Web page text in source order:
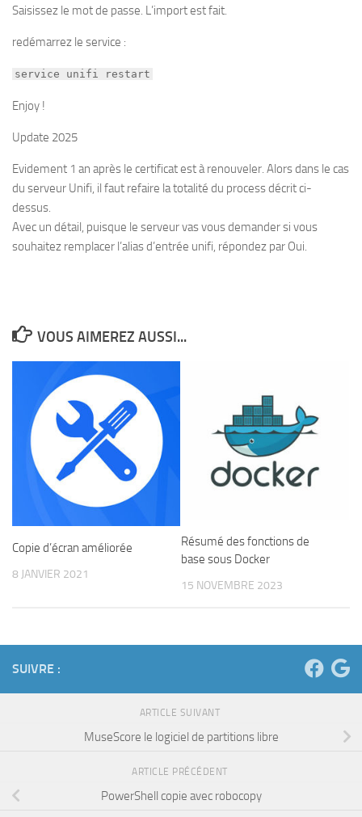
Saisissez le mot de passe. L’import est fait.
redémarrez le service :
service unifi restart
Enjoy !
Update 2025
Evidement 1 an après le certificat est à renouveler. Alors dans le cas
du serveur Unifi, il faut refaire la totalité du process décrit ci-
dessus.
Avec un détail, puisque le serveur vas vous demander si vous
souhaitez remplacer l’alias d’entrée unifi, répondez par Oui.
VOUS AIMEREZ AUSSI...
Copie d’écran améliorée
8 JANVIER 2021
Résumé des fonctions de
base sous Docker
15 NOVEMBRE 2023
SUIVRE :
ARTICLE SUIVANT
MuseScore le logiciel de partitions libre
ARTICLE PRÉCÉDENT
PowerShell copie avec robocopy